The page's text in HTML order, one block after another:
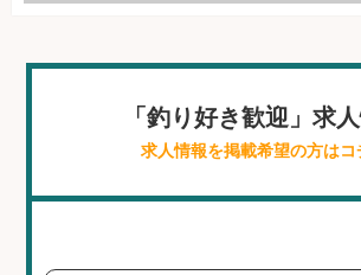
「釣り好き歓迎」求
求人情報を掲載希望の方はコ